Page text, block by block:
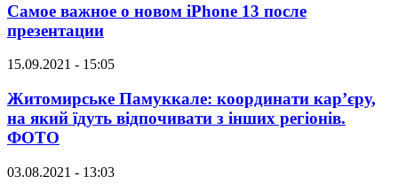
Самое важное о новом iPhone 13 после
презентации
15.09.2021 - 15:05
Житомирське Памуккале: координати кар’єру,
на який їдуть відпочивати з інших регіонів.
ФОТО
03.08.2021 - 13:03